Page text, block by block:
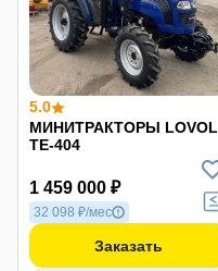
5.0
МИНИТРАКТОРЫ LOVOL
TE-404
1 459 000 ₽
32 098 ₽/мес
Заказать